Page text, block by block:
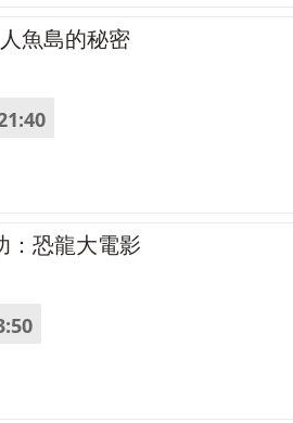
魚島的秘密
：恐龍大電影